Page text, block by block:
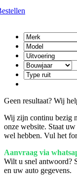
Geen resultaat? Wij
Wij zijn continu bezig
onze website. Staat
wel hebben. Vul het
Aanvraag via
Wilt u snel antwoord?
en uw auto gegevens.